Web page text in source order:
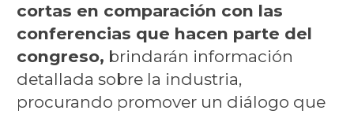
cortas en comparación con las
conferencias que hacen parte del
congreso, brindarán información
detallada sobre la industria,
procurando promover un diálogo que